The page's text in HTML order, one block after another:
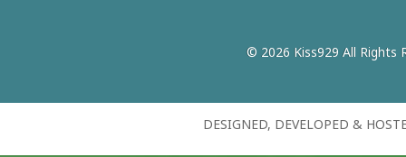
© 2026 Kiss929 All Rights
DESIGNED, DEVELOPED &